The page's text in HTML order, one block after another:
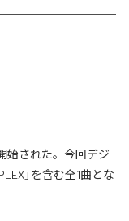
始された。今回デジ
」を含む全1曲とな